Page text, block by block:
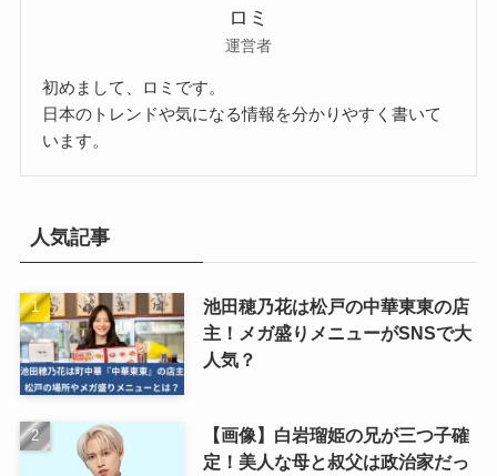
ロミ
運営者
初めまして、ロミです。
日本のトレンドや気になる情報を分かりやすく書いて
います。
人気記事
池田穂乃花は松戸の中華東東の店
主！メガ盛りメニューがSNSで大
人気？
【画像】白岩瑠姫の兄が三つ子確
定！美人な母と叔父は政治家だっ